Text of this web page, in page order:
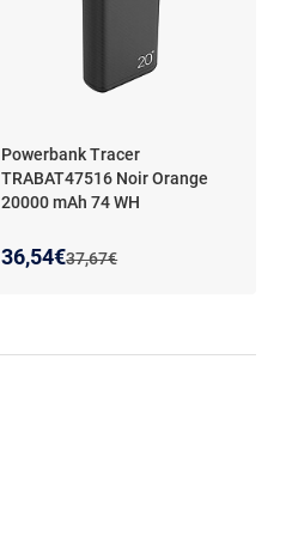
Powerbank Tracer
TRABAT47516 Noir Orange
20000 mAh 74 WH
Ancien prix :
37,67€
Nouveau prix :
36,54€
Réduction de :